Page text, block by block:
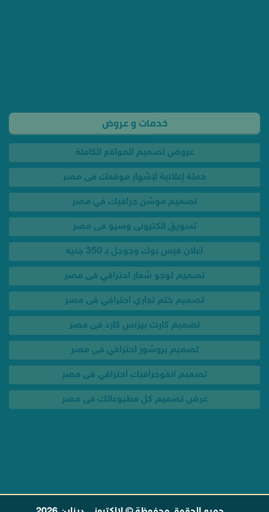
تصميم موشن جرافيك في مصر
تسويق الكترونى وسيو فى مصر
اعلان فيس بوك وجوجل بـ 350 جنيه
تصميم لوجو شعار احترافي فى مصر
تصميم ختم تجاري احترافي فى مصر
تصميم كارت بيزنس كارد فى مصر
تصميم بروشور احترافي فى مصر
تصميم انفوجرافيك احترافي فى مصر
عرض تصميم كل مطبوعاتك فى مصر